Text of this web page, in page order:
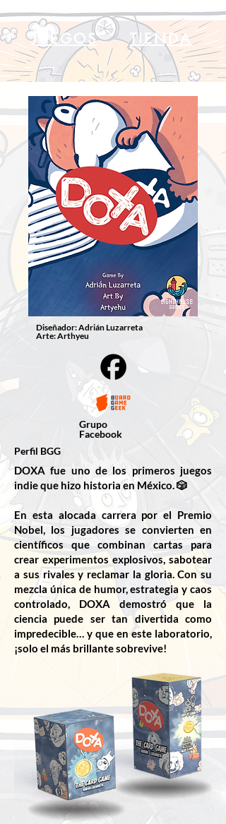
JUEGOS TIENDA
Diseñador: Adrián Luzarreta
Arte: Arthyeu
Grupo
Facebook
Perfil BGG
DOXA fue uno de los primeros juegos
indie que hizo historia en México. 🎲
En esta alocada carrera por el Premio
Nobel, los jugadores se convierten en
científicos que combinan cartas para
crear experimentos explosivos, sabotear
a sus rivales y reclamar la gloria. Con su
mezcla única de humor, estrategia y caos
controlado, DOXA demostró que la
ciencia puede ser tan divertida como
impredecible… y que en este laboratorio,
¡solo el más brillante sobrevive!